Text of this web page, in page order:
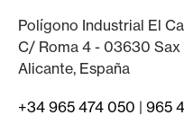
Polígono Industrial El
C/ Roma 4 - 03630 Sax
Alicante, España
+34 965 474 050 | 965